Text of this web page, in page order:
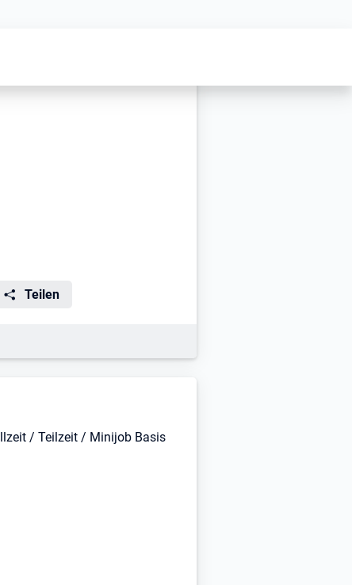
Teilen
/ Teilzeit / Minijob Basis